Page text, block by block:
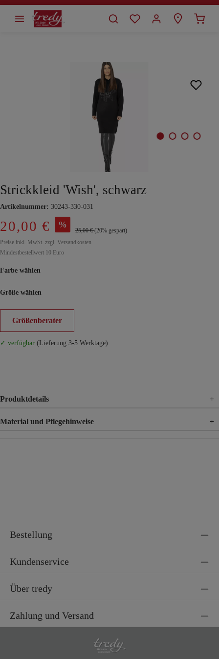
springen
Strickkleid 'Wish', schwarz
Artikelnummer: 30243-330-031
20,00 € %
25,00 €(20% gespart)
Preise inkl. MwSt. zzgl. Versandkosten
Mindestbestellwert 10 Euro
Farbe wählen
Größe wählen
Größenberater
✓ verfügbar (Lieferung 3-5 Werktage)
Produktdetails +
Material und Pflegehinweise +
Bestellung
Kundenservice
Über tredy
Zahlung und Versand